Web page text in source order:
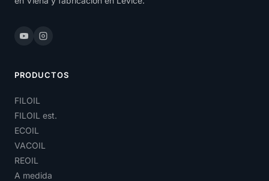
PRODUCTOS
FILOIL
FILOIL est.
ECOIL
VACOIL
REOIL
A medida